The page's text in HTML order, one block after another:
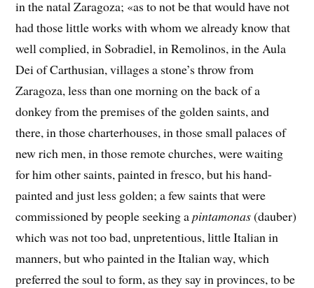
in the natal Zaragoza; «as to not be that would have not
had those little works with whom we already know that
well complied, in Sobradiel, in Remolinos, in the Aula
Dei of Carthusian, villages a stone’s throw from
Zaragoza, less than one morning on the back of a
donkey from the premises of the golden saints, and
there, in those charterhouses, in those small palaces of
new rich men, in those remote churches, were waiting
for him other saints, painted in fresco, but his hand-
painted and just less golden; a few saints that were
commissioned by people seeking apintamonas(dauber)
which was not too bad, unpretentious, little Italian in
manners, but who painted in the Italian way, which
preferred the soul to form, as they say in provinces, to be